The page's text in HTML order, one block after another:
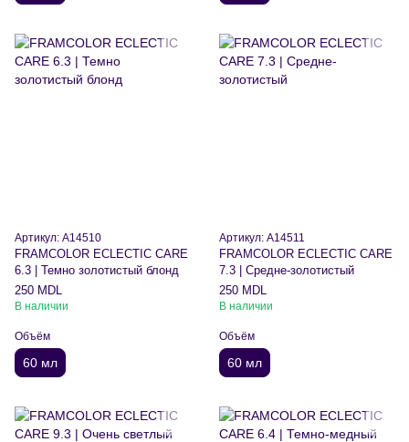
Артикул: A14510
FRAMCOLOR ECLECTIC CARE
6.3 | Темно золотистый блонд
250 MDL
В наличии
Объём
60 мл
Артикул: A14511
FRAMCOLOR ECLECTIC CARE
7.3 | Средне-золотистый
250 MDL
В наличии
Объём
60 мл